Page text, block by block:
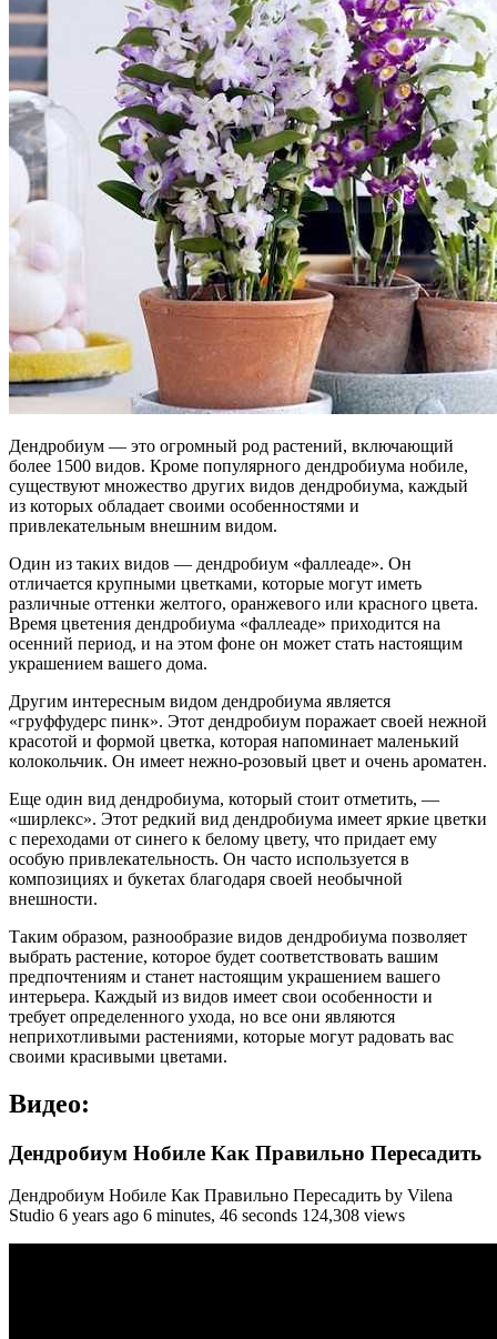
Дендробиум — это огромный род растений, включающий
более 1500 видов. Кроме популярного дендробиума нобиле,
существуют множество других видов дендробиума, каждый
из которых обладает своими особенностями и
привлекательным внешним видом.
Один из таких видов — дендробиум «фаллеаде». Он
отличается крупными цветками, которые могут иметь
различные оттенки желтого, оранжевого или красного цвета.
Время цветения дендробиума «фаллеаде» приходится на
осенний период, и на этом фоне он может стать настоящим
украшением вашего дома.
Другим интересным видом дендробиума является
«груффудерс пинк». Этот дендробиум поражает своей нежной
красотой и формой цветка, которая напоминает маленький
колокольчик. Он имеет нежно-розовый цвет и очень ароматен.
Еще один вид дендробиума, который стоит отметить, —
«ширлекс». Этот редкий вид дендробиума имеет яркие цветки
с переходами от синего к белому цвету, что придает ему
особую привлекательность. Он часто используется в
композициях и букетах благодаря своей необычной
внешности.
Таким образом, разнообразие видов дендробиума позволяет
выбрать растение, которое будет соответствовать вашим
предпочтениям и станет настоящим украшением вашего
интерьера. Каждый из видов имеет свои особенности и
требует определенного ухода, но все они являются
неприхотливыми растениями, которые могут радовать вас
своими красивыми цветами.
Видео:
Дендробиум Нобиле Как Правильно Пересадить
Дендробиум Нобиле Как Правильно Пересадить by Vilena
Studio 6 years ago 6 minutes, 46 seconds 124,308 views